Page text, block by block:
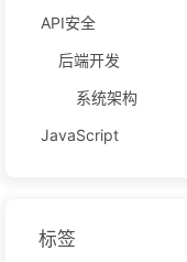
API安全
后端开发
系统架构
JavaScript
标签